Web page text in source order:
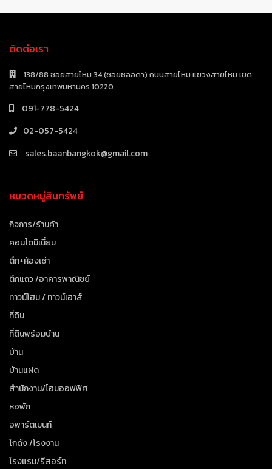
ติดต่อเรา
138/88 ซอยสายไหม 34 (ซอยชลลดา) ถนนสายไหม แขวงสายไหม เขต
สายไหมกรุงเทพมหานคร 10220
091-778-5424
02-057-5424
sales.baanbangkok@gmail.com
หมวดหมู่สินทรัพย์
กิจการ/ร้านค้า
คอนโดมิเนี่ยม
ตึก+ห้องเช่า
ตึกแถว /อาคารพาณิชย์
ทาวน์โฮม / ทาวน์เฮาส์
ที่ดิน
ที่ดินพร้อมบ้าน
บ้าน
บ้านแฝด
สำนักงาน/โฮมออฟฟิศ
หอพัก
อพาร์ตเมนท์
โกดัง /โรงงาน
โรงแรม/รีสอร์ท